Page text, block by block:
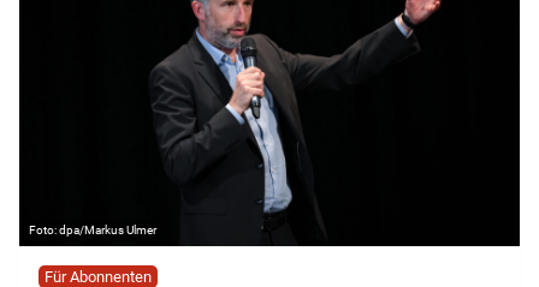
dpa/Markus Ulmer
Für Abonnenten